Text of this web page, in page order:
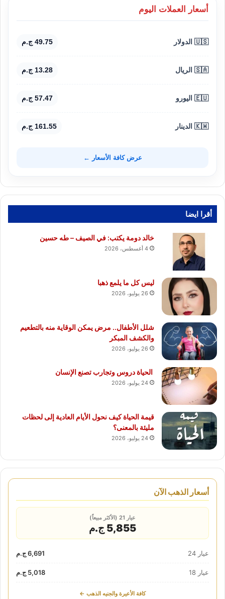
أسعار العملات اليوم
🇺🇸 الدولار 49.75 ج.م
🇸🇦 الريال 13.28 ج.م
🇪🇺 اليورو 57.47 ج.م
🇰🇼 الدينار 161.55 ج.م
عرض كافة الأسعار ←
أقرا ايضا
خالد دومة يكتب: في الصيف – طه حسين
4 أغسطس، 2026
ليس كل ما يلمع ذهبا
26 يوليو، 2026
شلل الأطفال.. مرض يمكن الوقاية منه بالتطعيم
والكشف المبكر
26 يوليو، 2026
الحياة دروس وتجارب تصنع الإنسان
24 يوليو، 2026
قيمة الحياة كيف نحول الأيام العادية إلى لحظات
مليئة بالمعنى؟
24 يوليو، 2026
أسعار الذهب الآن
عيار 21 (الأكثر مبيعاً)
5,855 ج.م
عيار 24 6,691 ج.م
عيار 18 5,018 ج.م
كافة الأعيرة والجنيه الذهب ←